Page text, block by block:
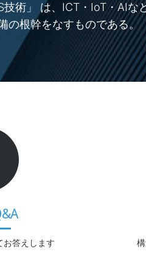
術」 は、ICT・IoT・AIな
の根幹をなすものである。
お答えします